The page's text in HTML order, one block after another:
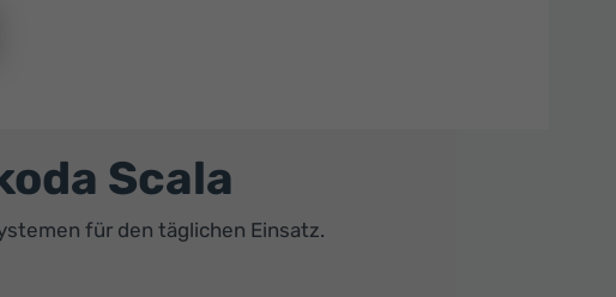
Scala
für den täglichen Einsatz.